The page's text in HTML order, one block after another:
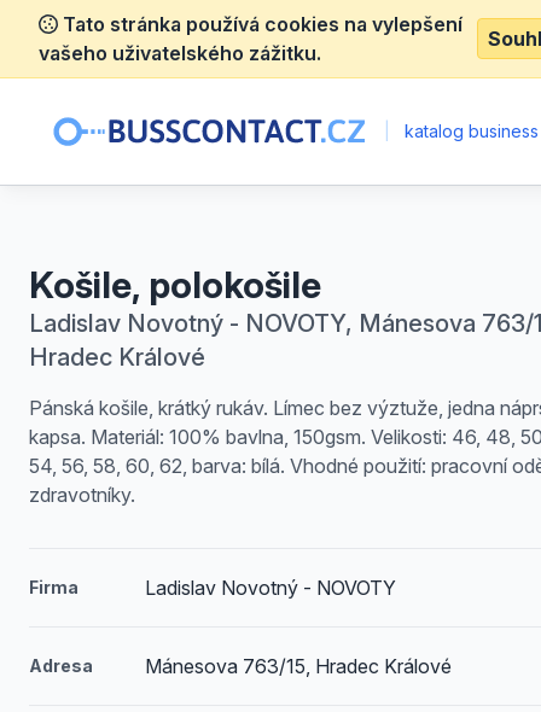
Tato stránka používá cookies na vylepšení
vašeho uživatelského zážitku.
katalog
Košile, polokošile
Ladislav Novotný - NOVOTY, Mánesova 763/
Hradec Králové
Pánská košile, krátký rukáv. Límec bez výztuže, jedna
kapsa. Materiál: 100% bavlna, 150gsm. Velikosti: 46, 48,
54, 56, 58, 60, 62, barva: bílá. Vhodné použití: pracovní
zdravotníky.
Firma Ladislav Novotný - NOVOTY
Adresa Mánesova 763/15, Hradec Králové